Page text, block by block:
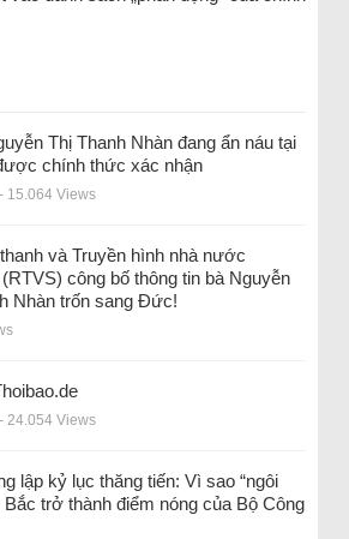
Thị Thanh Nhàn đang ẩn náu tại
chính thức xác nhận
- 15.064 Views
và Truyền hình nhà nước
công bố thông tin bà Nguyễn
Nhàn trốn sang Đức!
- 24.054 Views
lập kỷ lục thăng tiến: Vì sao “ngôi
Bắc trở thành điểm nóng của Bộ Công